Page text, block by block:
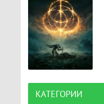
КАТЕГОРИИ